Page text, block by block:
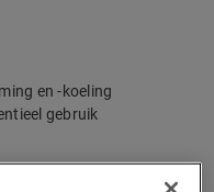
en -koeling
gebruik